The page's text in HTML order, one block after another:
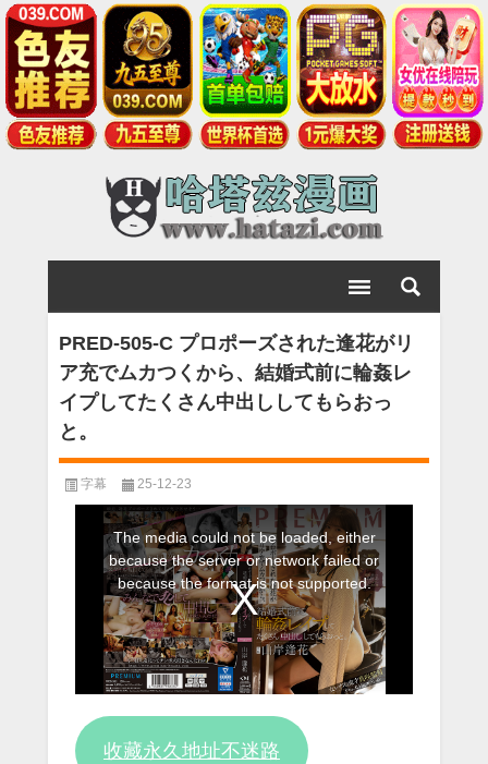
PRED-505-C プロポーズされた逢花がリ
ア充でムカつくから、結婚式前に輪姦レ
イプしてたくさん中出ししてもらおっ
と。
字幕 25-12-23
This
modal
window.
The media could not be loaded, either
because the server or network failed or
because the format is not supported.
收藏永久地址不迷路